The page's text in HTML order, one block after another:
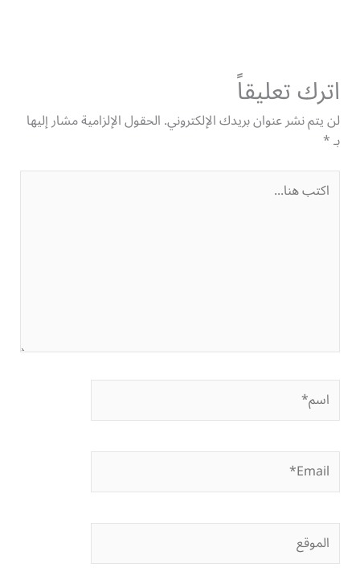
اترك تعليقاً
لن يتم نشر عنوان بريدك الإلكتروني.الحقول الإلزامية مشار إليها
بـ*
اكتب
هنا...
اسم*
Email*
الموقع